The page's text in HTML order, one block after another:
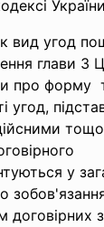
вид угод
глави З
про форму
угод,
у